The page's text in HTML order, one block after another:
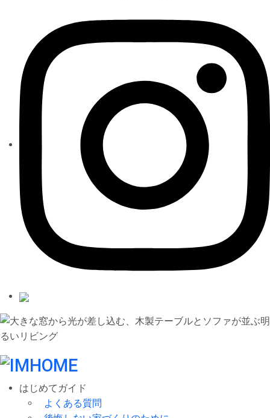
はじめてガイド
よくある質問